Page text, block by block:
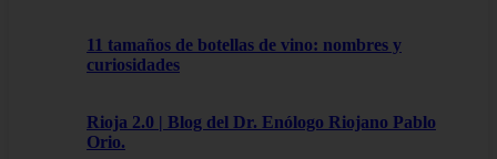
11 tamaños de botellas de vino: nombres y
curiosidades
Rioja 2.0 | Blog del Dr. Enólogo Riojano Pablo
Orio.